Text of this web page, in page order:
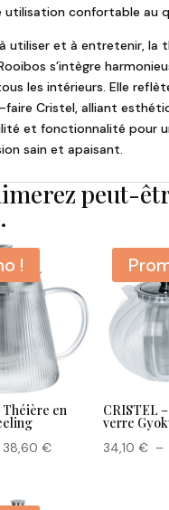
utilisation confortable au
utiliser et à entretenir, la
s’intègre
les intérieurs. Elle
faire Cristel, alliant
et fonctionnalité pour
sain et apaisant.
peut-
!
Théière en
38,60 €Plage
CRISTEL
verre
34,10€ –